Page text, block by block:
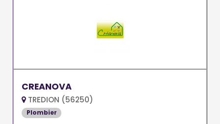
CREANOVA
TREDION (56250)
Plombier